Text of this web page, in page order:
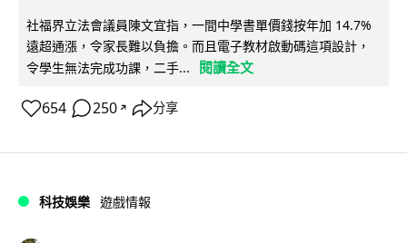
社福界立法會議員陳文宜指，一間中學書單價錢按年加 14.7%
遠超通漲，令家長難以負擔。而且電子教材啟動碼這項設計，
令學生無法完成功課，二手...
閱讀全文
654 250 ↗ 分享
科技娛樂 遊戲情報